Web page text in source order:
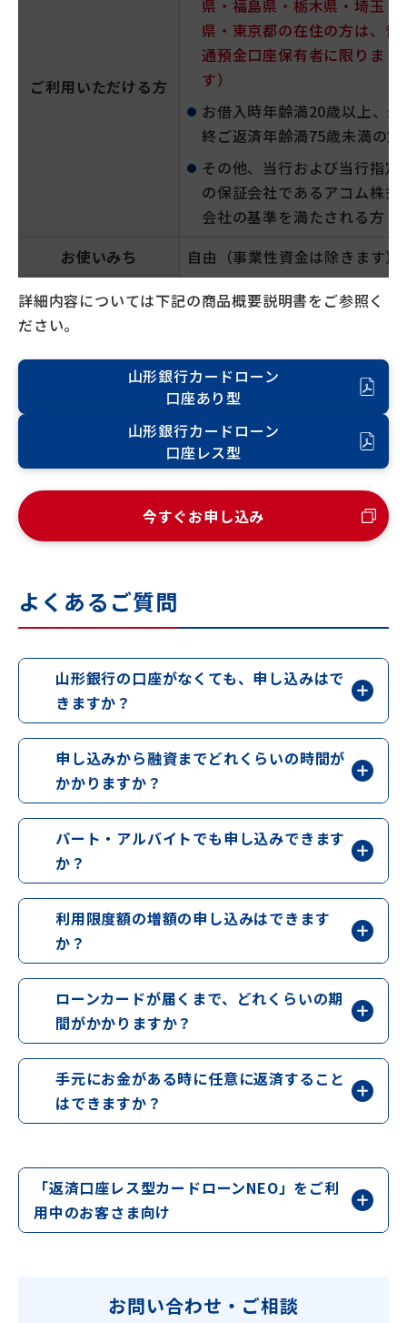
ご利用いただける方
県・福島県・栃木県・埼玉
県・東京都の在住の方は、普
通預金口座保有者に限りま
す）
お借入時年齢満20歳以上、最
終ご返済年齢満75歳未満の方
その他、当行および当行指定
の保証会社であるアコム株式
会社の基準を満たされる方
お使いみち
自由（事業性資金は除きます）
詳細内容については下記の商品概要説明書をご参照く
ださい。
山形銀行カードローン
口座あり型
山形銀行カードローン
口座レス型
今すぐお申し込み
よくあるご質問
山形銀行の口座がなくても、申し込みはで
きますか？
申し込みから融資までどれくらいの時間が
かかりますか？
パート・アルバイトでも申し込みできます
か？
利用限度額の増額の申し込みはできます
か？
ローンカードが届くまで、どれくらいの期
間がかかりますか？
手元にお金がある時に任意に返済すること
はできますか？
「返済口座レス型カードローンNEO」をご利
用中のお客さま向け
お問い合わせ・ご相談